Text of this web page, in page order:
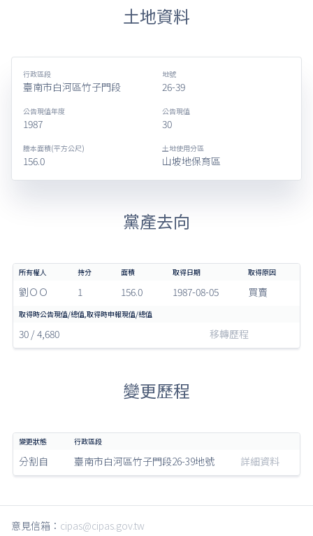
土地資料
行政區段
臺南市白河區竹子門段
地號
26-39
公告現值年度
1987
公告現值
30
謄本面積(平方公尺)
156.0
土地使用分區
山坡地保育區
黨產去向
劉ＯＯ 1 156.0 1987-08-05 買賣
30 / 4,680 移轉歷程
變更歷程
分割自 臺南市白河區竹子門段26-39地號 詳細資料
意見信箱： cipas@cipas.gov.tw